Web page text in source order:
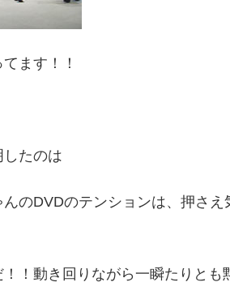
ます！！
たのは
んのDVDのテンションは、押さえ
！動き回りながら一瞬たりとも